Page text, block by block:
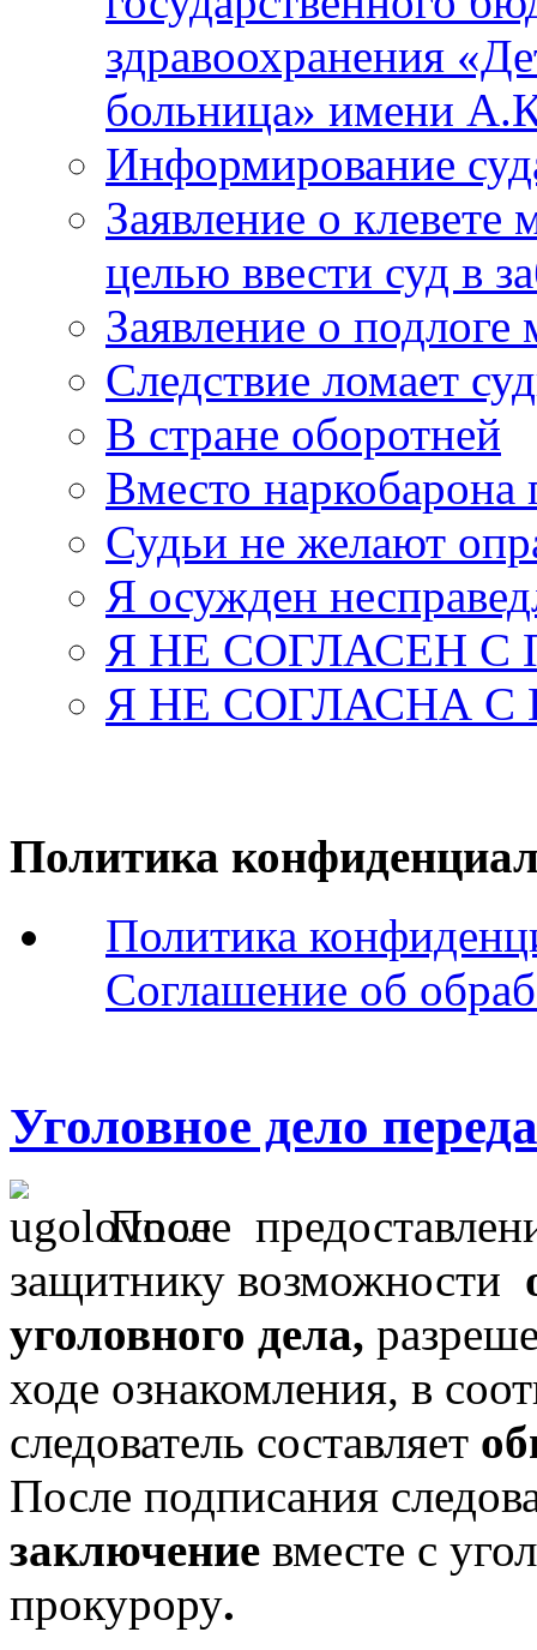
здравоохранения
больница» имени
Информирование
Заявление о клевете
целью ввести суд в
Заявление о
Следствие ломает
В стране оборотней
Вместо
Судьи не желают
Я осужден
Я НЕ СОГЛАСЕН
Я НЕ СОГЛАСНА
Политика
Политика
Соглашение об
Уголовное дело
После
защитнику возможности
уголовного дела,
ходе ознакомления, в
следователь составляет
После подписания
заключение вместе с
прокурору.